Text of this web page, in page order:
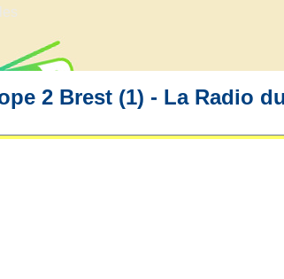
2 Brest (1) - La Radio